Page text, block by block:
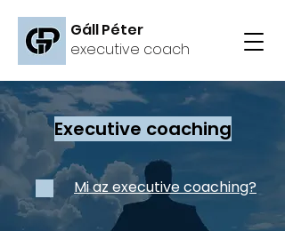
Gáll Péter
executive coach
Executive coaching
Mi az executive coaching?